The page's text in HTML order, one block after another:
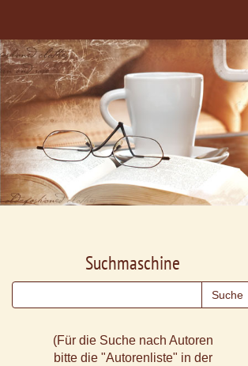
Suchmaschine
(Für die Suche nach Autoren
bitte die "Autorenliste" in der